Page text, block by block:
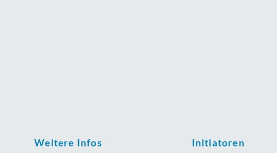
Weitere Infos Initiatoren